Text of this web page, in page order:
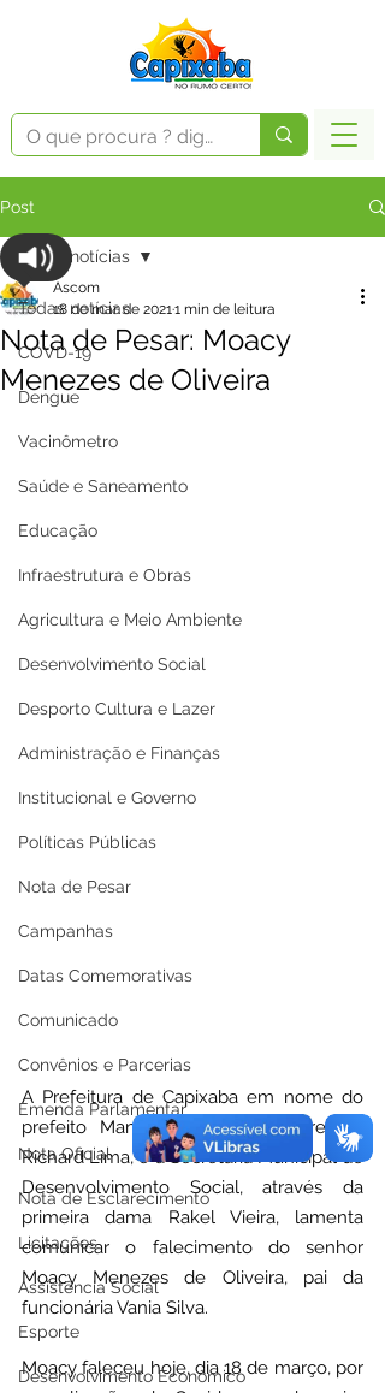
Post
Todas notícias
COVD-19
Dengue
Vacinômetro
Saúde e Saneamento
Educação
Infraestrutura e Obras
Agricultura e Meio Ambiente
Desenvolvimento Social
Desporto Cultura e Lazer
Administração e Finanças
Institucional e Governo
Políticas Públicas
Nota de Pesar
Campanhas
Datas Comemorativas
Comunicado
Convênios e Parcerias
Emenda Parlamentar
Nota Oficial
Nota de Esclarecimento
Licitações
Assistência Social
Esporte
Desenvolvimento Econômico
Todas notícias
Nota de Pesar: Moacy
Menezes de Oliveira
Ascom
18 de mar. de 20211 min de leitura
A Prefeitura de Capixaba em nome do
prefeito Manoel Maia e vice prefeito
Richard Lima, e a Secretaria Municipal de
Desenvolvimento Social, através da
primeira dama Rakel Vieira, lamenta
comunicar o falecimento do senhor
Moacy Menezes de Oliveira, pai da
funcionária Vania Silva.
Moacy faleceu hoje, dia 18 de março, por